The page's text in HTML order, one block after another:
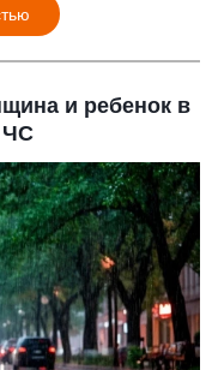
и ребенок в
ЧС